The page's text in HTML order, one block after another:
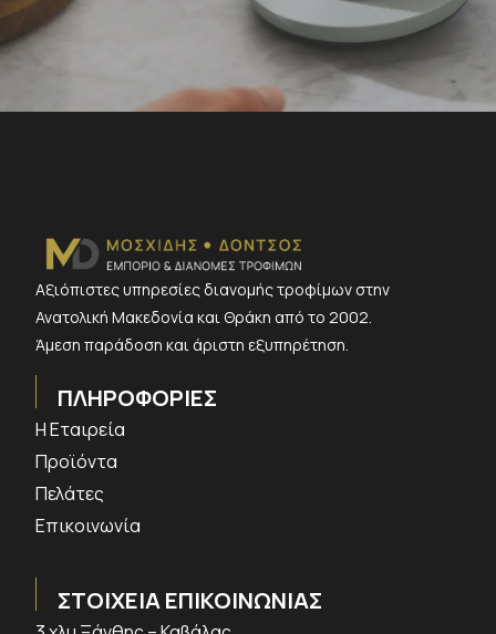
Αξιόπιστες υπηρεσίες διανομής τροφίμων στην
Ανατολική Μακεδονία και Θράκη από το 2002.
Άμεση παράδοση και άριστη εξυπηρέτηση.
ΠΛΗΡΟΦΟΡΙΕΣ
Η Εταιρεία
Προϊόντα
Πελάτες
Επικοινωνία
ΣΤΟΙΧΕΙΑ ΕΠΙΚΟΙΝΩΝΙΑΣ